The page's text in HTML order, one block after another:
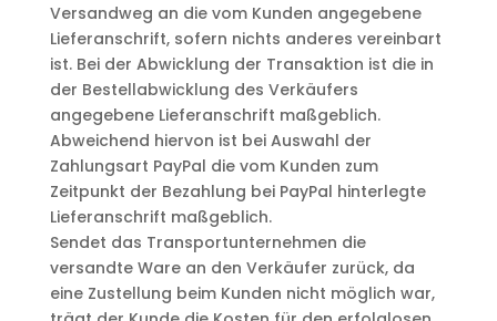
Versandweg an die vom Kunden angegebene
Lieferanschrift, sofern nichts anderes vereinbart
ist. Bei der Abwicklung der Transaktion ist die in
der Bestellabwicklung des Verkäufers
angegebene Lieferanschrift maßgeblich.
Abweichend hiervon ist bei Auswahl der
Zahlungsart PayPal die vom Kunden zum
Zeitpunkt der Bezahlung bei PayPal hinterlegte
Lieferanschrift maßgeblich.
Sendet das Transportunternehmen die
versandte Ware an den Verkäufer zurück, da
eine Zustellung beim Kunden nicht möglich war,